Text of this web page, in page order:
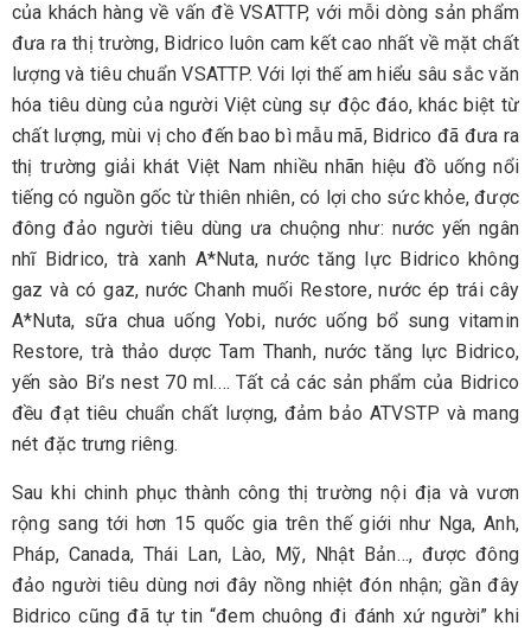
của khách hàng về vấn đề VSATTP, với mỗi dòng sản phẩm
đưa ra thị trường, Bidrico luôn cam kết cao nhất về mặt chất
lượng và tiêu chuẩn VSATTP. Với lợi thế am hiểu sâu sắc văn
hóa tiêu dùng của người Việt cùng sự độc đáo, khác biệt từ
chất lượng, mùi vị cho đến bao bì mẫu mã, Bidrico đã đưa ra
thị trường giải khát Việt Nam nhiều nhãn hiệu đồ uống nổi
tiếng có nguồn gốc từ thiên nhiên, có lợi cho sức khỏe, được
đông đảo người tiêu dùng ưa chuộng như: nước yến ngân
nhĩ Bidrico, trà xanh A*Nuta, nước tăng lực Bidrico không
gaz và có gaz, nước Chanh muối Restore, nước ép trái cây
A*Nuta, sữa chua uống Yobi, nước uống bổ sung vitamin
Restore, trà thảo dược Tam Thanh, nước tăng lực Bidrico,
yến sào Bi’s nest 70 ml.… Tất cả các sản phẩm của Bidrico
đều đạt tiêu chuẩn chất lượng, đảm bảo ATVSTP và mang
nét đặc trưng riêng.
Sau khi chinh phục thành công thị trường nội địa và vươn
rộng sang tới hơn 15 quốc gia trên thế giới như Nga, Anh,
Pháp, Canada, Thái Lan, Lào, Mỹ, Nhật Bản…, được đông
đảo người tiêu dùng nơi đây nồng nhiệt đón nhận; gần đây
Bidrico cũng đã tự tin “đem chuông đi đánh xứ người” khi